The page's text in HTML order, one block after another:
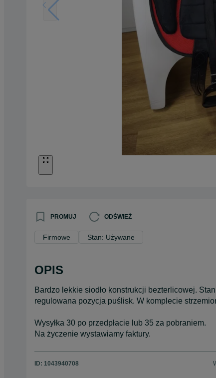
PROMUJ ODŚWIEŻ
Firmowe Stan: Używane
OPIS
Bardzo lekkie siodło konstrukcji bezterlicowej.
regulowana pozycja puślisk. W komplecie
Wysyłka 30 po przedpłacie lub 35 za pobraniem.
Na życzenie wystawiamy faktury.
ID: 1043940708